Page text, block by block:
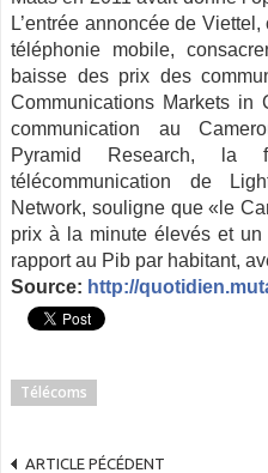
L’entrée annoncée de
téléphonie mobile,
baisse des prix des
Communications Markets in
communication au
Pyramid Research, la
télécommunication de
Network, souligne que «le
prix à la minute élevés et
rapport au Pib par habitant,
Source: http://
Télécoms
ARTICLE PÉCÉDENT